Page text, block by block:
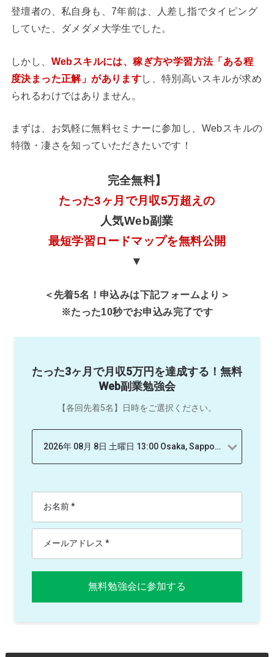
登壇者の、私自身も、7年前は、人差し指でタイピング
していた、ダメダメ大学生でした。
しかし、 Webスキルには、稼ぎ方や学習方法「ある程
度決まった正解」がありますし、特別高いスキルが求め
られるわけではありません。
まずは、お気軽に無料セミナーに参加し、Webスキルの
特徴・凄さを知っていただきたいです！
完全無料】
たった3ヶ月で月収5万超えの
人気Web副業
最短学習ロードマップを無料公開
▼
＜先着5名！申込みは下記フォームより＞
※たった10秒でお申込み完了です